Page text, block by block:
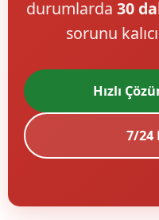
durumlarda 30
sorunu
Hızlı
7/24